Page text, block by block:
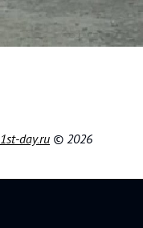
1st-day.ru © 2026